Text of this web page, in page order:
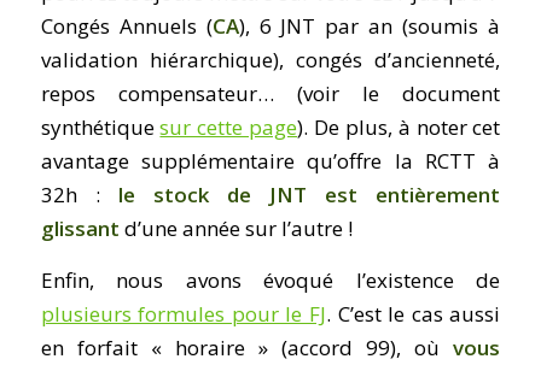
Congés Annuels (CA), 6 JNT par an (soumis à
validation hiérarchique), congés d’ancienneté,
repos compensateur… (voir le document
synthétiquesur cette page). De plus, à noter cet
avantage supplémentaire qu’offre la RCTT à
32h : le
stock de JNT est entièrement
glissant d’une année sur l’autre !
Enfin, nous avons évoqué l’existence de
plusieurs formules pour le FJ. C’est le cas aussi
en forfait « horaire » (accord 99), oùvous